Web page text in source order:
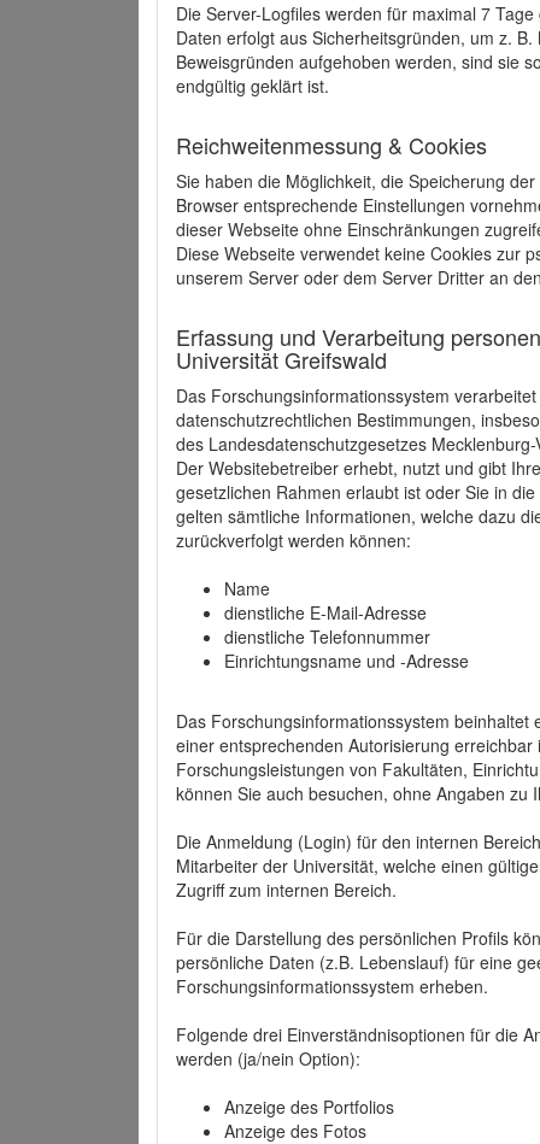
Die Server-Logfiles werden für maximal 7
Daten erfolgt aus Sicherheitsgründen, um z.
Beweisgründen aufgehoben werden, sind sie
endgültig geklärt ist.
Reichweitenmessung & Cookies
Sie haben die Möglichkeit, die Speicherung
Browser entsprechende Einstellungen
dieser Webseite ohne Einschränkungen
Diese Webseite verwendet keine Cookies zur
unserem Server oder dem Server Dritter an
Erfassung und Verarbeitung
Universität Greifswald
Das Forschungsinformationssystem
datenschutzrechtlichen Bestimmungen,
des Landesdatenschutzgesetzes
Der Websitebetreiber erhebt, nutzt und gibt
gesetzlichen Rahmen erlaubt ist oder Sie in
gelten sämtliche Informationen, welche dazu
zurückverfolgt werden können:
Name
dienstliche E-Mail-Adresse
dienstliche Telefonnummer
Einrichtungsname und -Adresse
Das Forschungsinformationssystem beinhaltet
einer entsprechenden Autorisierung
Forschungsleistungen von Fakultäten,
können Sie auch besuchen, ohne Angaben zu
Die Anmeldung (Login) für den internen
Mitarbeiter der Universität, welche einen
Zugriff zum internen Bereich.
Für die Darstellung des persönlichen Profils
persönliche Daten (z.B. Lebenslauf) für eine
Forschungsinformationssystem erheben.
Folgende drei Einverständnisoptionen für die
werden (ja/nein Option):
Anzeige des Portfolios
Anzeige des Fotos